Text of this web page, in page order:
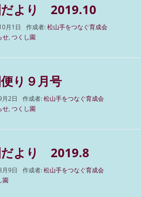
だより 2019.10
月1日 作成者:松山手をつなぐ育成会
せ, つくし園
り９月号
2日 作成者:松山手をつなぐ育成会
せ, つくし園
だより 2019.8
9日 作成者:松山手をつなぐ育成会
園